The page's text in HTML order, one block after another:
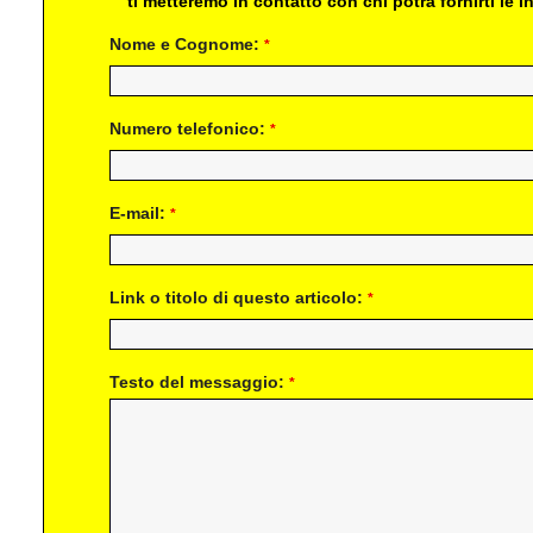
Nome e Cognome: *
Numero telefonico: *
E-mail: *
Link o titolo di questo articolo: *
Testo del messaggio: *